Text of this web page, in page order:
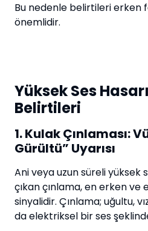
Bu nedenle belirtileri
önemlidir.
Yüksek Ses
Belirtileri
1. Kulak Çınlaması:
Gürültü” Uyarısı
Ani veya uzun süreli yüksek
çıkan çınlama, en erken ve
sinyalidir. Çınlama; uğultu,
da elektriksel bir ses